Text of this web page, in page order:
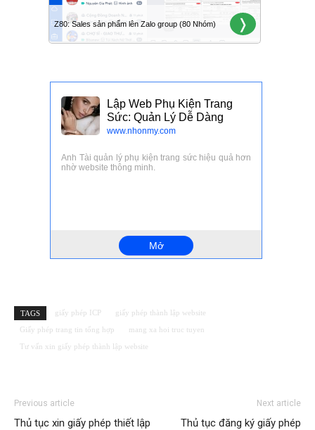
TAGS giấy phép ICP
giấy phép thành lập website
Giấy phép trang tin tổng hợp
mang xa hoi truc tuyen
Tư vấn xin giấy phép thành lập website
Previous article
Thủ tục xin giấy phép thiết lập
Next article
Thủ tục đăng ký giấy phép